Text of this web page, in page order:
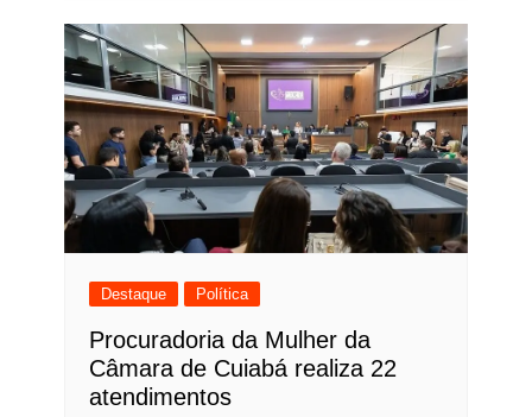
Destaque Política
Procuradoria da Mulher da
Câmara de Cuiabá realiza 22
atendimentos